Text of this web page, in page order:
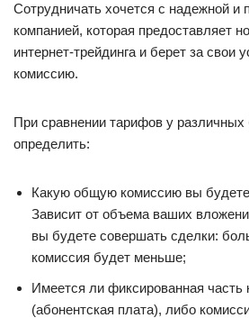
Сотрудничать хочется с надежной и
компанией, которая предоставляет
интернет-трейдинга и берет за свои
комиссию.
При сравнении тарифов у различных
определить:
Какую общую комиссию вы будете
Зависит от объема ваших
вы будете совершать сделки:
комиссия будет меньше;
Имеется ли фиксированная часть
(абонентская плата), либо